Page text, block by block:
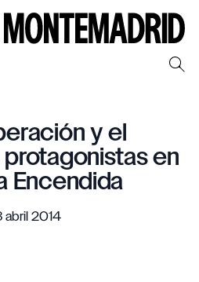
y el
protagonistas en
Encendida
abril 2014